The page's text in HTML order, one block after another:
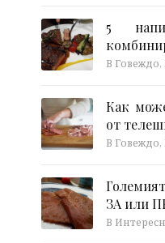
5
В
Как
от
В
ЗА или
В